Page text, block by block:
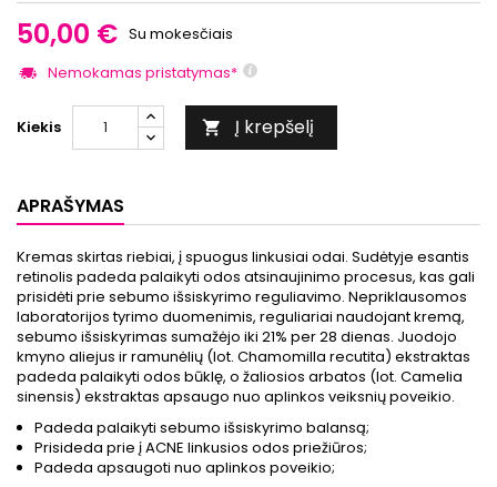
50,00 € Su mokesčiais
Nemokamas pristatymas*
Kiekis  Į krepšelį
APRAŠYMAS
Kremas skirtas riebiai, į spuogus linkusiai odai. Sudėtyje esantis
retinolis padeda palaikyti odos atsinaujinimo procesus, kas gali
prisidėti prie sebumo išsiskyrimo reguliavimo. Nepriklausomos
laboratorijos tyrimo duomenimis, reguliariai naudojant kremą,
sebumo išsiskyrimas sumažėjo iki 21% per 28 dienas. Juodojo
kmyno aliejus ir ramunėlių (lot. Chamomilla recutita) ekstraktas
padeda palaikyti odos būklę, o žaliosios arbatos (lot. Camelia
sinensis) ekstraktas apsaugo nuo aplinkos veiksnių poveikio.
Padeda palaikyti sebumo išsiskyrimo balansą;
Prisideda prie į ACNE linkusios odos priežiūros;
Padeda apsaugoti nuo aplinkos poveikio;